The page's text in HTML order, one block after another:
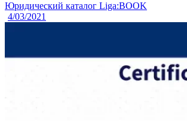
Юридический каталог Liga:BOOK
4/03/2021